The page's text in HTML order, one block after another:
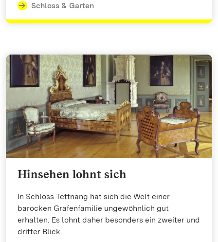
Schloss & Garten
Hinsehen lohnt sich
In Schloss Tettnang hat sich die Welt einer
barocken Grafenfamilie ungewöhnlich gut
erhalten. Es lohnt daher besonders ein zweiter und
dritter Blick.